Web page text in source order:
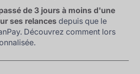
de 3 jours à moins d'une
ses relances depuis que le
Découvrez comment lors